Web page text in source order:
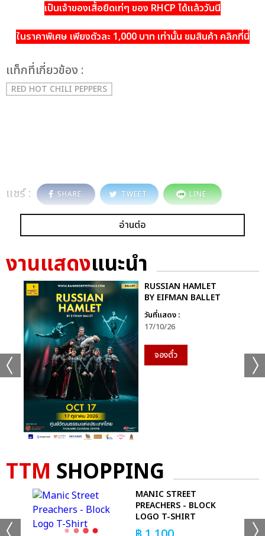
เป็นเจ้าของเสื้อยืดเท่ๆ ของ RHCP ได้แล้ววันนี
ในราคาพิเศษ เพียงตัวละ 1,000 บาท เท่านั้น ชมสินค้า คลิกที่นี่
เเท็กที่เกี่ยวข้อง :
RED HOT CHILI PEPPERS
แชร์ : SHARE TWEET LINE
อ่านต่อ
งานแสดงแนะนำ
RUSSIAN HAMLET
BY EIFMAN BALLET
วันที่แสดง :
17/10/26
จองตั๋ว
TTM SHOPPING
MANIC STREET
PREACHERS - BLOCK
LOGO T-SHIRT